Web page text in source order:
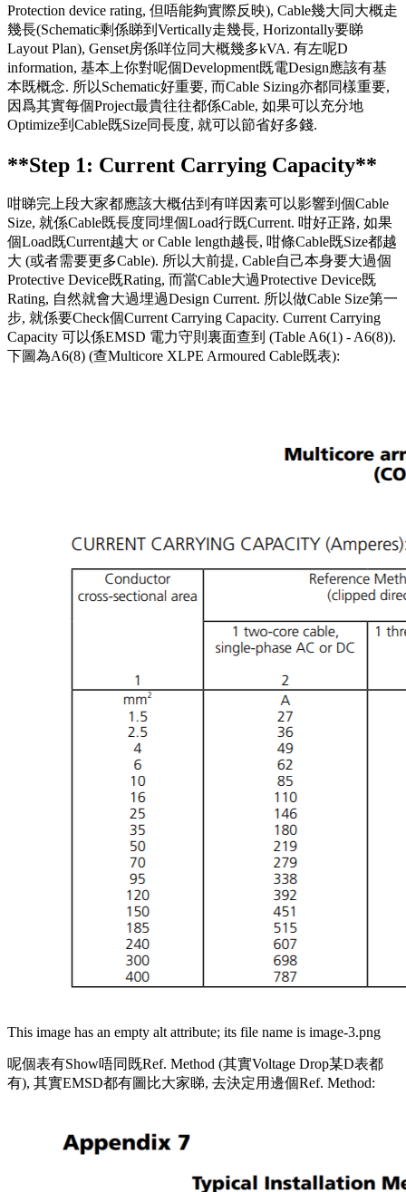
Protection device rating, 但唔能夠實際反映), Cable幾大同大概走
幾長(Schematic剩係睇到Vertically走幾長, Horizontally要睇
Layout Plan), Genset房係咩位同大概幾多kVA. 有左呢D
information, 基本上你對呢個Development既電Design應該有基
本既概念. 所以Schematic好重要, 而Cable Sizing亦都同樣重要,
因爲其實每個Project最貴往往都係Cable, 如果可以充分地
Optimize到Cable既Size同長度, 就可以節省好多錢.
**Step 1: Current Carrying Capacity**
咁睇完上段大家都應該大概估到有咩因素可以影響到個Cable
Size, 就係Cable既長度同埋個Load行既Current. 咁好正路, 如果
個Load既Current越大 or Cable length越長, 咁條Cable既Size都越
大 (或者需要更多Cable). 所以大前提, Cable自己本身要大過個
Protective Device既Rating, 而當Cable大過Protective Device既
Rating, 自然就會大過埋過Design Current. 所以做Cable Size第一
步, 就係要Check個Current Carrying Capacity. Current Carrying
Capacity 可以係EMSD 電力守則裏面查到 (Table A6(1) - A6(8)).
下圖為A6(8) (查Multicore XLPE Armoured Cable既表):
This image has an empty alt attribute; its file name is image-3.png
呢個表有Show唔同既Ref. Method (其實Voltage Drop某D表都
有), 其實EMSD都有圖比大家睇, 去決定用邊個Ref. Method: